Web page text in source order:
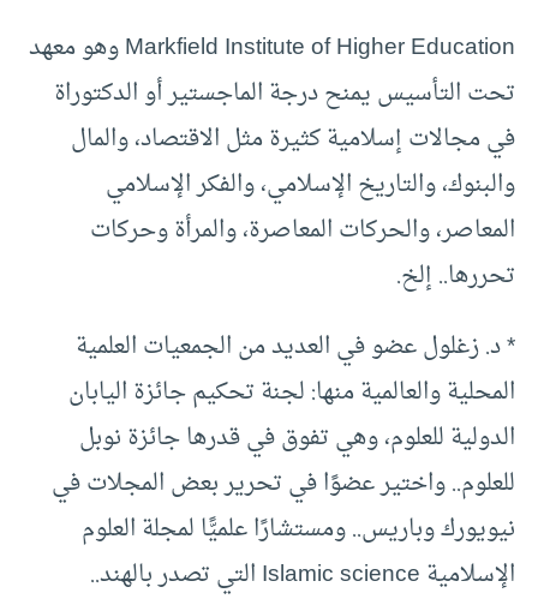
Markfield Institute of Higher Education وهو معهد
تحت التأسيس يمنح درجة الماجستير أو الدكتوراة
في مجالات إسلامية كثيرة مثل الاقتصاد، والمال
والبنوك، والتاريخ الإسلامي، والفكر الإسلامي
المعاصر، والحركات المعاصرة، والمرأة وحركات
تحررها.. إلخ.
* د. زغلول عضو في العديد من الجمعيات العلمية
المحلية والعالمية منها: لجنة تحكيم جائزة اليابان
الدولية للعلوم، وهي تفوق في قدرها جائزة نوبل
للعلوم.. واختير عضوًا في تحرير بعض المجلات في
نيويورك وباريس.. ومستشارًا علميًّا لمجلة العلوم
الإسلامية Islamic science التي تصدر بالهند..